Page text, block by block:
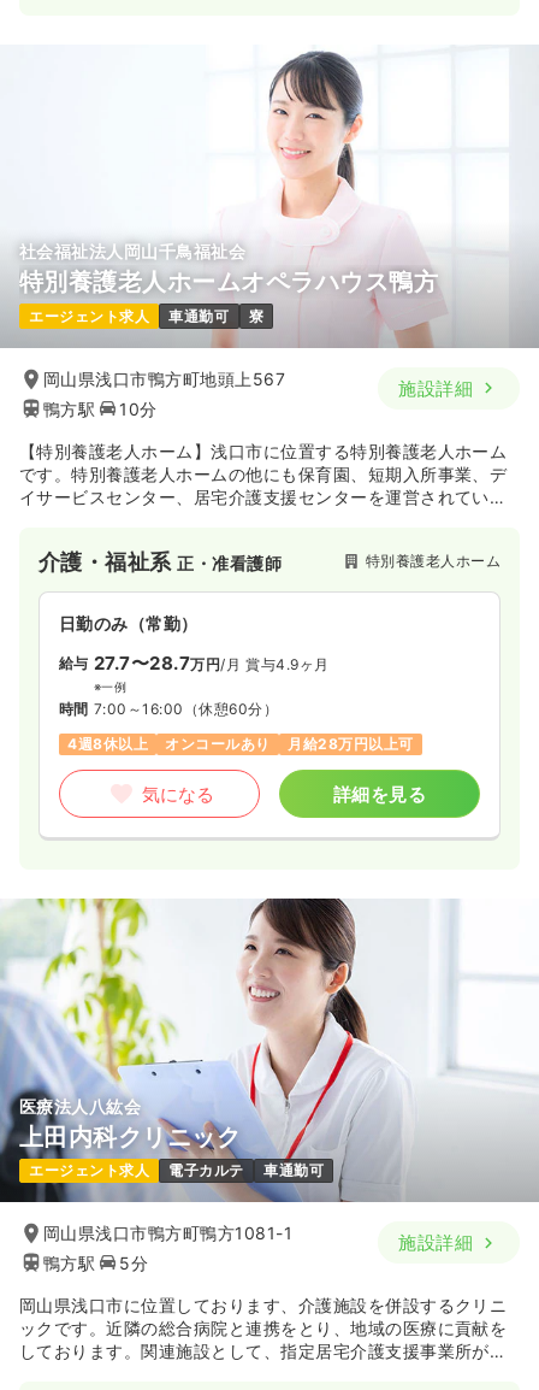
賞与3ヶ月
（休憩60分）
オンコールあり
詳細を見る
社会福祉法人岡山千鳥福祉会
特別養護老人ホームオペラハウス鴨方
エージェント求人 車通勤可 寮
岡山県浅口市鴨方町地頭上567
鴨方駅
10分
施設詳細
【特別養護老人ホーム】浅口市に位置する特別養護老人ホーム
です。特別養護老人ホームの他にも保育園、短期入所事業、デ
イサービスセンター、居宅介護支援センターを運営されている
介護・福祉系正・准看護師 特別養護老人ホーム
日勤のみ（常勤）
給与 27.7〜28.7万円/月 賞与4.9ヶ月
※一例
時間 7:00～16:00 （休憩60分）
4週8休以上
オンコールあり 月給28万円以上可
気になる 詳細を見る
医療法人八紘会
上田内科クリニック
エージェント求人 電子カルテ 車通勤可
岡山県浅口市鴨方町鴨方1081-1
鴨方駅
5分
施設詳細
岡山県浅口市に位置しております、介護施設を併設するクリニ
ックです。近隣の総合病院と連携をとり、地域の医療に貢献を
しております。関連施設として、指定居宅介護支援事業所があ